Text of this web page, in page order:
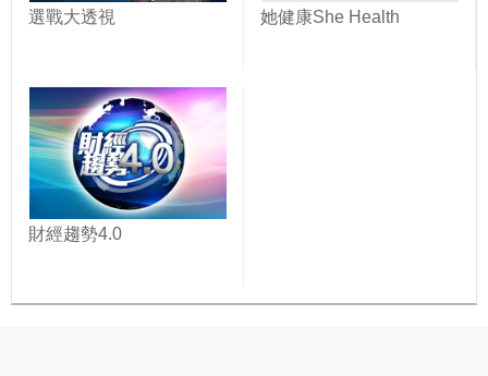
選戰大透視 她健康She Health
財經趨勢4.0